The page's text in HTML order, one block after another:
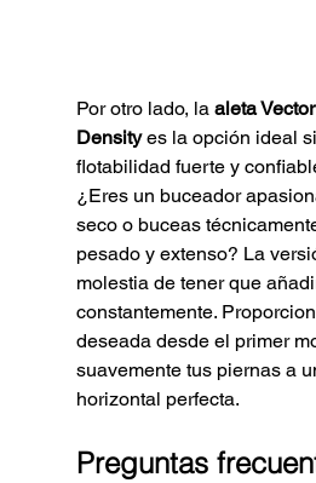
Por otro lado, la aleta
Density es la opción ideal
flotabilidad fuerte y
¿Eres un buceador
seco o buceas
pesado y extenso? La
molestia de tener que
constantemente.
deseada desde el primer
suavemente tus piernas a
horizontal perfecta.
Preguntas